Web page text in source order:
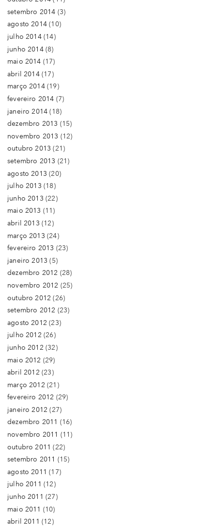
setembro 2014 (3)
agosto 2014(10)
julho 2014(14)
junho 2014(8)
maio 2014 (17)
abril 2014(17)
março 2014(19)
fevereiro 2014 (7)
janeiro 2014 (18)
dezembro 2013 (15)
novembro 2013 (12)
outubro 2013 (21)
setembro 2013 (21)
agosto 2013 (20)
julho 2013 (18)
junho 2013 (22)
maio 2013 (11)
abril 2013 (12)
março 2013 (24)
fevereiro 2013 (23)
janeiro 2013 (5)
dezembro 2012 (28)
novembro 2012 (25)
outubro 2012 (26)
setembro 2012 (23)
agosto 2012 (23)
julho 2012 (26)
junho 2012 (32)
maio 2012 (29)
abril 2012 (23)
março 2012 (21)
fevereiro 2012 (29)
janeiro 2012 (27)
dezembro 2011 (16)
novembro 2011 (11)
outubro 2011 (22)
setembro 2011 (15)
agosto 2011 (17)
julho 2011 (12)
junho 2011 (27)
maio 2011 (10)
abril 2011 (12)